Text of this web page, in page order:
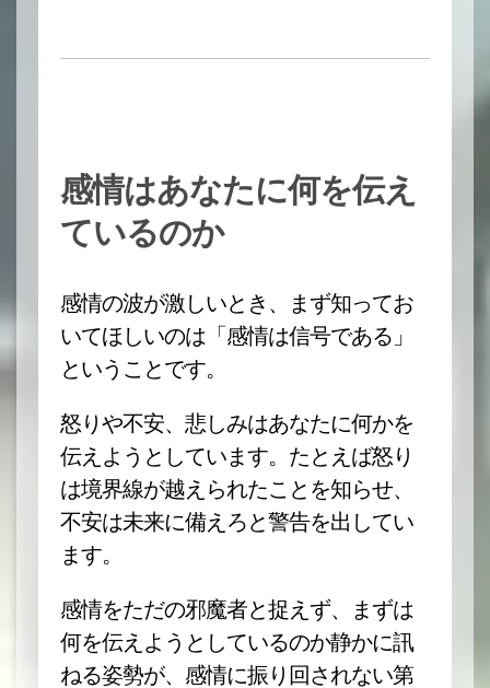
感情はあなたに何を伝え
ているのか
感情の波が激しいとき、まず知ってお
いてほしいのは「感情は信号である」
ということです。
怒りや不安、悲しみはあなたに何かを
伝えようとしています。たとえば怒り
は境界線が越えられたことを知らせ、
不安は未来に備えろと警告を出してい
ます。
感情をただの邪魔者と捉えず、まずは
何を伝えようとしているのか静かに訊
ねる姿勢が、感情に振り回されない第